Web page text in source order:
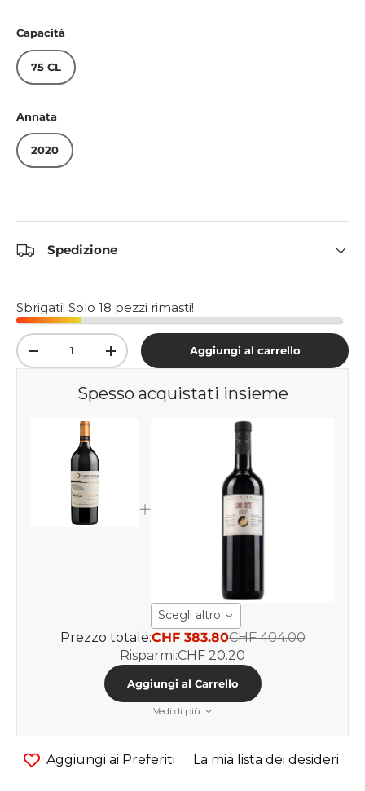
Capacità
75 CL
Annata
2020
Spedizione
Sbrigati! Solo 18 pezzi rimasti!
Q.tà
-
+ Aggiungi al carrello
Spesso acquistati insieme
Scegli altro
Prezzo totale:CHF 383.80CHF 404.00
Risparmi:CHF 20.20
Aggiungi al Carrello
Vedi di più
Aggiungi ai Preferiti La mia lista dei desideri